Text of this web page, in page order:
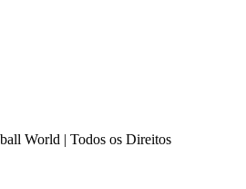
World | Todos os Direitos